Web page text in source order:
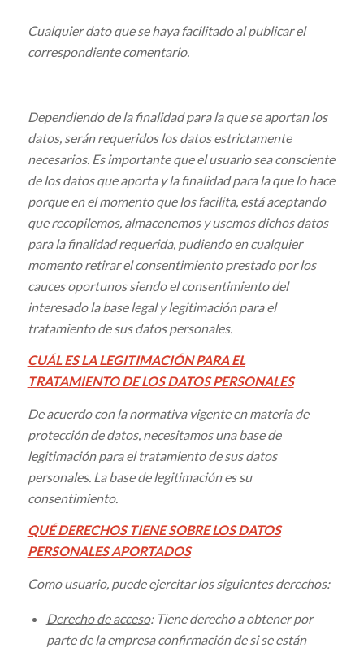
Cualquier dato que se haya facilitado al publicar el
correspondiente comentario.
Dependiendo de la finalidad para la que se aportan los
datos, serán requeridos los datos estrictamente
necesarios. Es importante que el usuario sea consciente
de los datos que aporta y la finalidad para la que lo hace
porque en el momento que los facilita, está aceptando
que recopilemos, almacenemos y usemos dichos datos
para la finalidad requerida, pudiendo en cualquier
momento retirar el consentimiento prestado por los
cauces oportunos siendo el consentimiento del
interesado la base legal y legitimación para el
tratamiento de sus datos personales.
CUÁL ES LA LEGITIMACIÓN PARA EL
TRATAMIENTO DE LOS DATOS PERSONALES
De acuerdo con la normativa vigente en materia de
protección de datos, necesitamos una base de
legitimación para el tratamiento de sus datos
personales. La base de legitimación es su
consentimiento.
QUÉ DERECHOS TIENE SOBRE LOS DATOS
PERSONALES APORTADOS
Como usuario, puede ejercitar los siguientes derechos:
Derecho de acceso: Tiene derecho a obtener por
parte de la empresa confirmación de si se están